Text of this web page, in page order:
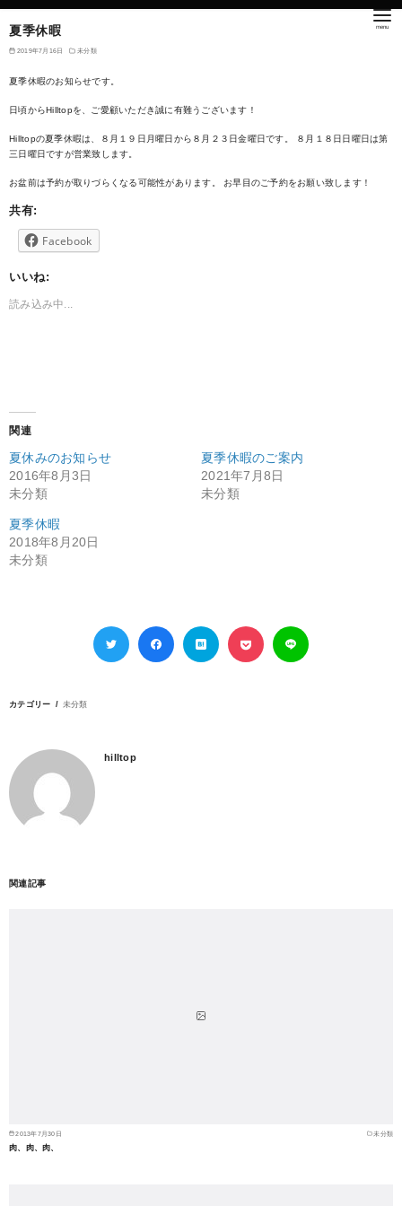
夏季休暇
2019年7月16日 未分類
夏季休暇のお知らせです。
日頃からHilltopを、ご愛顧いただき誠に有難うございます！
Hilltopの夏季休暇は、８月１９日月曜日から８月２３日金曜日です。 ８月１８日日曜日は第
三日曜日ですが営業致します。
お盆前は予約が取りづらくなる可能性があります。 お早目のご予約をお願い致します！
共有:
Facebook
いいね:
読み込み中...
関連
夏休みのお知らせ
2016年8月3日
未分類
夏季休暇のご案内
2021年7月8日
未分類
夏季休暇
2018年8月20日
未分類
カテゴリー 未分類
hilltop
関連記事
2013年7月30日 未分類
肉、肉、肉、